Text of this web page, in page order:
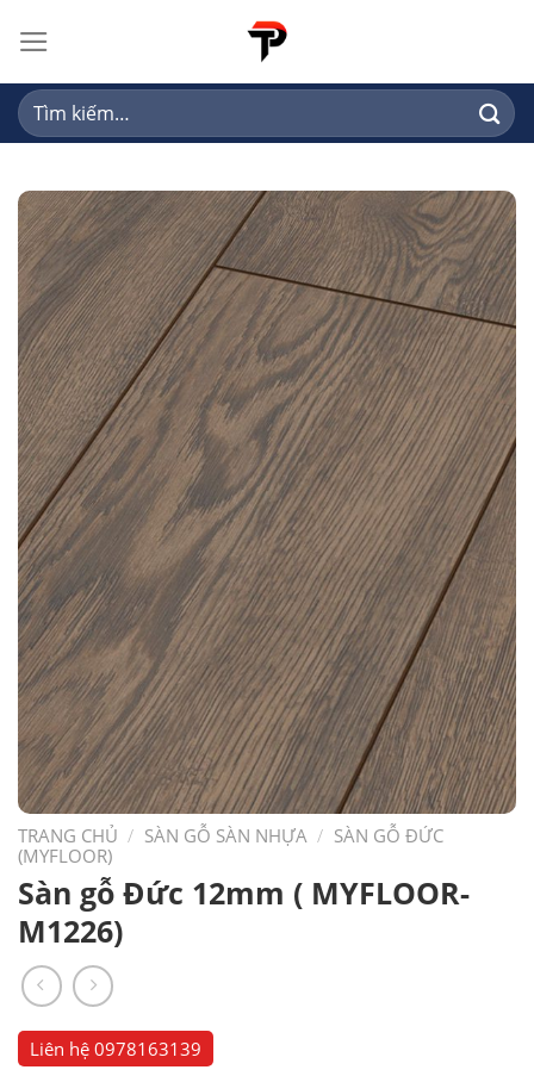
content
Tìm
kiếm:
TRANG CHỦ / SÀN GỖ SÀN NHỰA / SÀN GỖ ĐỨC
(MYFLOOR)
Sàn gỗ Đức 12mm ( MYFLOOR-
M1226)
Liên hệ 0978163139